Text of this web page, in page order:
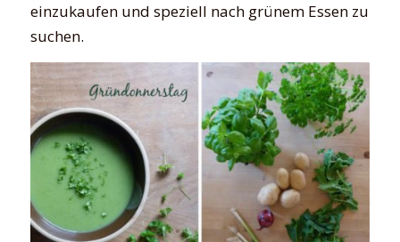
einzukaufen und speziell nach grünem Essen zu
suchen.